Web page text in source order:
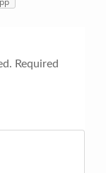
Required